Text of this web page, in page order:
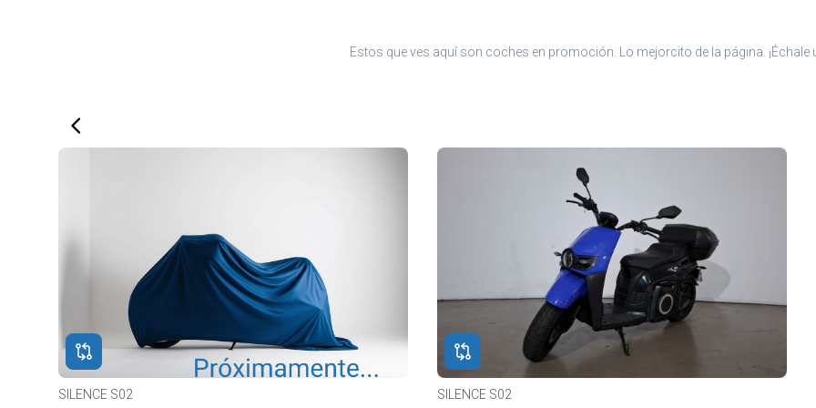
Estos que ves aquí son coches en promoción. Lo mejorcito de la página. ¡Échale
SILENCE S02 SILENCE S02